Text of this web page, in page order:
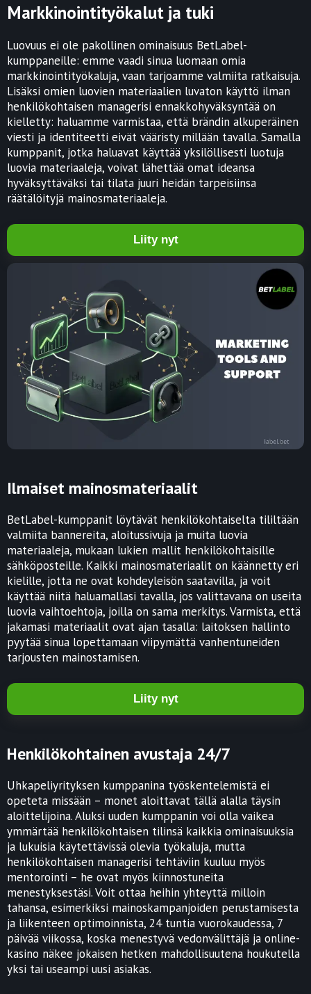
Markkinointityökalut ja tuki
Luovuus ei ole pakollinen ominaisuus BetLabel-
kumppaneille: emme vaadi sinua luomaan omia
markkinointityökaluja, vaan tarjoamme valmiita ratkaisuja.
Lisäksi omien luovien materiaalien luvaton käyttö ilman
henkilökohtaisen managerisi ennakkohyväksyntää on
kielletty: haluamme varmistaa, että brändin alkuperäinen
viesti ja identiteetti eivät vääristy millään tavalla. Samalla
kumppanit, jotka haluavat käyttää yksilöllisesti luotuja
luovia materiaaleja, voivat lähettää omat ideansa
hyväksyttäväksi tai tilata juuri heidän tarpeisiinsa
räätälöityjä mainosmateriaaleja.
Liity nyt
Ilmaiset mainosmateriaalit
BetLabel-kumppanit löytävät henkilökohtaiselta tililtään
valmiita bannereita, aloitussivuja ja muita luovia
materiaaleja, mukaan lukien mallit henkilökohtaisille
sähköposteille. Kaikki mainosmateriaalit on käännetty eri
kielille, jotta ne ovat kohdeyleisön saatavilla, ja voit
käyttää niitä haluamallasi tavalla, jos valittavana on useita
luovia vaihtoehtoja, joilla on sama merkitys. Varmista, että
jakamasi materiaalit ovat ajan tasalla: laitoksen hallinto
pyytää sinua lopettamaan viipymättä vanhentuneiden
tarjousten mainostamisen.
Liity nyt
Henkilökohtainen avustaja 24/7
Uhkapeliyrityksen kumppanina työskentelemistä ei
opeteta missään – monet aloittavat tällä alalla täysin
aloittelijoina. Aluksi uuden kumppanin voi olla vaikea
ymmärtää henkilökohtaisen tilinsä kaikkia ominaisuuksia
ja lukuisia käytettävissä olevia työkaluja, mutta
henkilökohtaisen managerisi tehtäviin kuuluu myös
mentorointi – he ovat myös kiinnostuneita
menestyksestäsi. Voit ottaa heihin yhteyttä milloin
tahansa, esimerkiksi mainoskampanjoiden perustamisesta
ja liikenteen optimoinnista, 24 tuntia vuorokaudessa, 7
päivää viikossa, koska menestyvä vedonvälittäjä ja online-
kasino näkee jokaisen hetken mahdollisuutena houkutella
yksi tai useampi uusi asiakas.